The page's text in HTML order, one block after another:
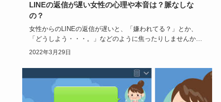
LINEの返信が遅い女性の心理や本音は？脈なしな
の？
女性からのLINEの返信が遅いと、「嫌われてる？」とか、
「どうしよう・・・。」などのように焦ったりしませんか？
もしかし…
2022年3月29日